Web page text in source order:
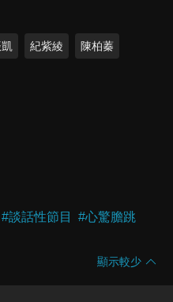
紀紫綾 陳柏蓁
#談話性節目 #心驚膽跳
顯示較少